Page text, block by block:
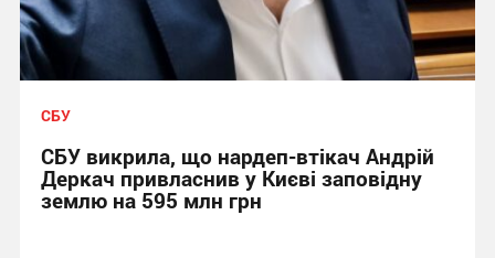
СБУ
СБУ викрила, що нардеп-втікач Андрій
Деркач привласнив у Києві заповідну
землю на 595 млн грн